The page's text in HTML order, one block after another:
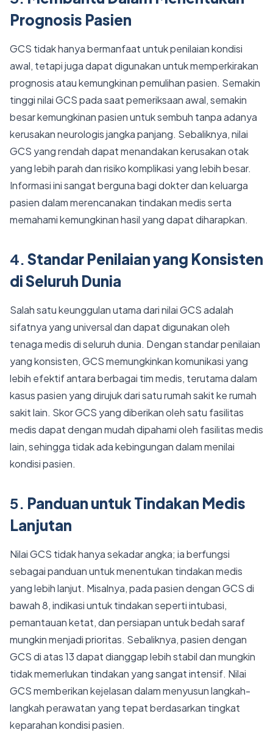
Prognosis Pasien
GCS tidak hanya bermanfaat untuk penilaian kondisi
awal, tetapi juga dapat digunakan untuk memperkirakan
prognosis atau kemungkinan pemulihan pasien. Semakin
tinggi nilai GCS pada saat pemeriksaan awal, semakin
besar kemungkinan pasien untuk sembuh tanpa adanya
kerusakan neurologis jangka panjang. Sebaliknya, nilai
GCS yang rendah dapat menandakan kerusakan otak
yang lebih parah dan risiko komplikasi yang lebih besar.
Informasi ini sangat berguna bagi dokter dan keluarga
pasien dalam merencanakan tindakan medis serta
memahami kemungkinan hasil yang dapat diharapkan.
4. Standar Penilaian yang Konsisten
di Seluruh Dunia
Salah satu keunggulan utama dari nilai GCS adalah
sifatnya yang universal dan dapat digunakan oleh
tenaga medis di seluruh dunia. Dengan standar penilaian
yang konsisten, GCS memungkinkan komunikasi yang
lebih efektif antara berbagai tim medis, terutama dalam
kasus pasien yang dirujuk dari satu rumah sakit ke rumah
sakit lain. Skor GCS yang diberikan oleh satu fasilitas
medis dapat dengan mudah dipahami oleh fasilitas medis
lain, sehingga tidak ada kebingungan dalam menilai
kondisi pasien.
5. Panduan untuk Tindakan Medis
Lanjutan
Nilai GCS tidak hanya sekadar angka; ia berfungsi
sebagai panduan untuk menentukan tindakan medis
yang lebih lanjut. Misalnya, pada pasien dengan GCS di
bawah 8, indikasi untuk tindakan seperti intubasi,
pemantauan ketat, dan persiapan untuk bedah saraf
mungkin menjadi prioritas. Sebaliknya, pasien dengan
GCS di atas 13 dapat dianggap lebih stabil dan mungkin
tidak memerlukan tindakan yang sangat intensif. Nilai
GCS memberikan kejelasan dalam menyusun langkah-
langkah perawatan yang tepat berdasarkan tingkat
keparahan kondisi pasien.